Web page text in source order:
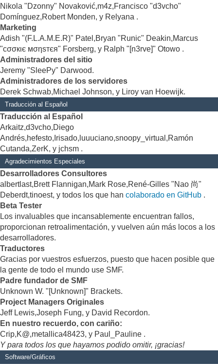
Nikola "Dzonny" Novaković,m4z,Francisco "d3vcho"
Domínguez,Robert Monden, y Relyana .
Marketing
Adish "(F.L.A.M.E.R)" Patel,Bryan "Runic" Deakin,Marcus
"cσσкιє мσηѕтєя" Forsberg, y Ralph "[n3rve]" Otowo .
Administradores del sitio
Jeremy "SleePy" Darwood.
Administradores de los servidores
Derek Schwab,Michael Johnson, y Liroy van Hoewijk.
Traducción al Español
Traducción al Español
Arkaitz,d3vcho,Diego
Andrés,hefesto,Irisado,luuuciano,snoopy_virtual,Ramón
Cutanda,ZerK, y jchsm .
Agradecimientos Especiales
Desarrolladores Consultores
albertlast,Brett Flannigan,Mark Rose,René-Gilles "Nao 尚"
Deberdt,tinoest, y todos los que han colaborado en GitHub .
Beta Tester
Los invaluables que incansablemente encuentran fallos,
proporcionan retroalimentación, y vuelven aún más locos a los
desarrolladores.
Traductores
Gracias por vuestros esfuerzos, puesto que hacen posible que
la gente de todo el mundo use SMF.
Padre fundador de SMF
Unknown W. "[Unknown]" Brackets.
Project Managers Originales
Jeff Lewis,Joseph Fung, y David Recordon.
En nuestro recuerdo, con cariño:
Crip,K@,metallica48423, y Paul_Pauline .
Y para todos los que hayamos podido omitir, ¡gracias!
Software/Gráficos